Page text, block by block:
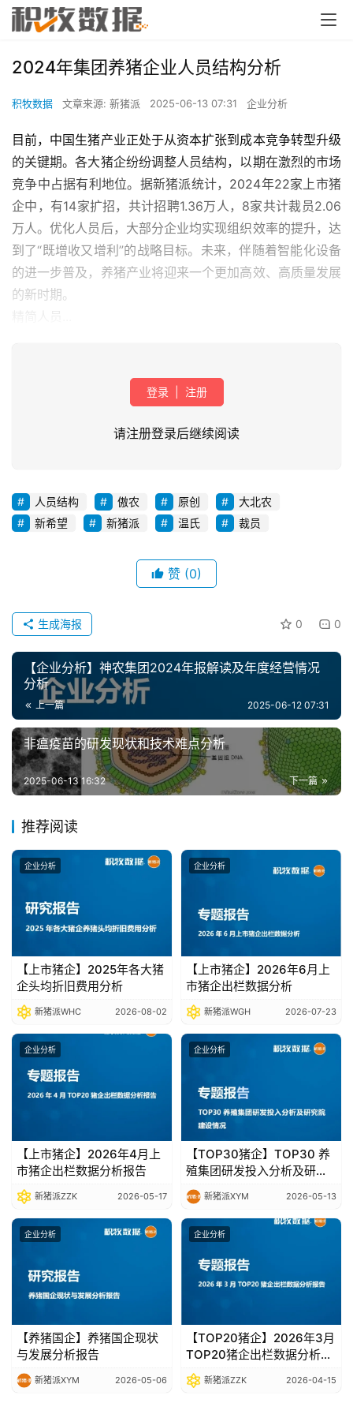
首
新
闻
分
析
报
告
数
图
表
日
猪
2024年集团养猪企业人员结构分析
积牧数据 文章来源: 新猪派 2025-06-13 07:31 企业分析
目前，中国生猪产业正处于从资本扩张到成本竞争转型升级
的关键期。各大猪企纷纷调整人员结构，以期在激烈的市场
竞争中占据有利地位。据新猪派统计，2024年22家上市猪
企中，有14家扩招，共计招聘1.36万人，8家共计裁员2.06
万人。优化人员后，大部分企业均实现组织效率的提升，达
到了“既增收又增利”的战略目标。未来，伴随着智能化设备
的进一步普及，养猪产业将迎来一个更加高效、高质量发展
的新时期。
登录 注册
请注册登录后继续阅读
人员结构 傲农 原创
大北农
新希望
新猪派 温氏 裁员
赞 (0)
0 0
生成海报
【企业分析】神农集团2024年报解读及年度经营情况
分析
上一篇 2025-06-12 07:31
非瘟疫苗的研发现状和技术难点分析
下一篇
2025-06-13 16:32
推荐阅读
企业分析
【上市猪企】2025年各大猪
企头均折旧费用分析
新猪派WHC 2026-08-02
企业分析
【上市猪企】2026年6月上
市猪企出栏数据分析
新猪派WGH 2026-07-23
企业分析
【上市猪企】2026年4月上
市猪企出栏数据分析报告
新猪派ZZK 2026-05-17
企业分析
【TOP30猪企】TOP30 养
殖集团研发投入分析及研究
院建设情况
新猪派XYM 2026-05-13
企业分析
【养猪国企】养猪国企现状
与发展分析报告
新猪派XYM 2026-05-06
企业分析
【TOP20猪企】2026年3月
TOP20猪企出栏数据分析报
告
新猪派ZZK 2026-04-15